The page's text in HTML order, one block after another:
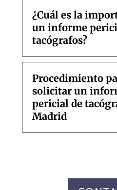
¿Cuál es la
un informe
tacógrafos?
Procedimiento
solicitar un
pericial de
Madrid